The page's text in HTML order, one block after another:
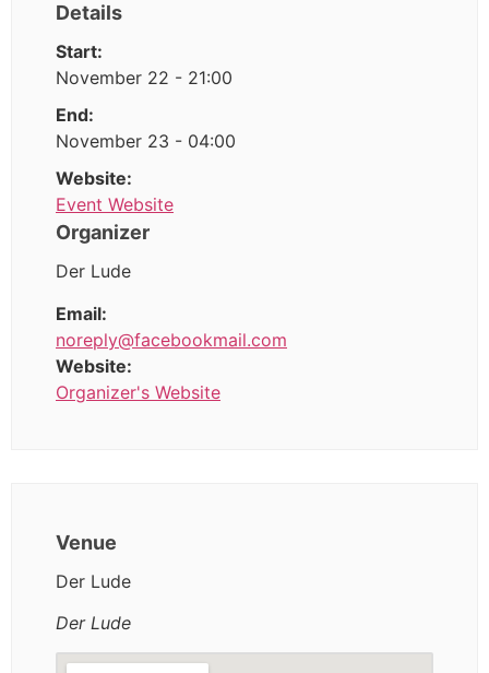
Details
Start:
November 22 - 21:00
End:
November 23 - 04:00
Website:
Event Website
Organizer
Der Lude
Email:
noreply@facebookmail.com
Website:
Organizer's Website
Venue
Der Lude
Der Lude